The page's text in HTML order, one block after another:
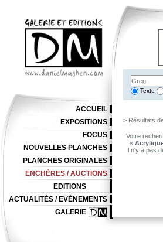
Texte
> Résultats
Votre
: «
Il n'y a pas
ACCUEIL
EXPOSITIONS
FOCUS
NOUVELLES PLANCHES
PLANCHES ORIGINALES
ENCHÈRES / AUCTIONS
EDITIONS
ACTUALITÉS / EVÉNEMENTS
GALERIE